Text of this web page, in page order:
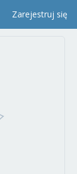
Zarejestruj się